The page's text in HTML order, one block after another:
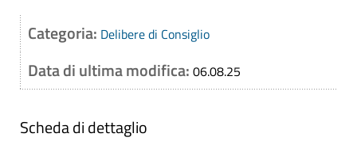
Categoria: Delibere di Consiglio
Data di ultima modifica: 06.08.25
Scheda di dettaglio